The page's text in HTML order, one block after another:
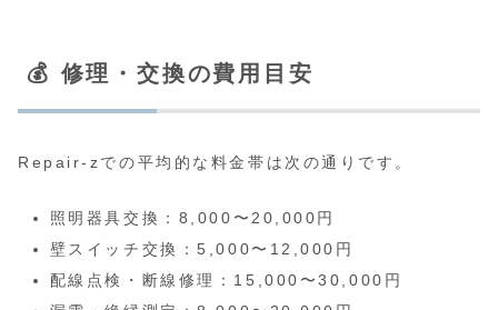
💰 修理・交換の費用目安
Repair-zでの平均的な料金帯は次の通りです。
照明器具交換：8,000〜20,000円
壁スイッチ交換：5,000〜12,000円
配線点検・断線修理：15,000〜30,000円